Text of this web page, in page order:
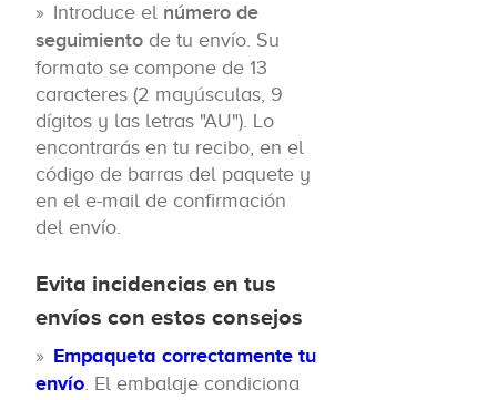
Introduce el número de
seguimiento de tu envío. Su
formato se compone de 13
caracteres (2 mayúsculas, 9
dígitos y las letras "AU"). Lo
encontrarás en tu recibo, en el
código de barras del paquete y
en el e-mail de confirmación
del envío.
Evita incidencias en tus
envíos con estos consejos
Empaqueta correctamente tu
envío. El embalaje condiciona